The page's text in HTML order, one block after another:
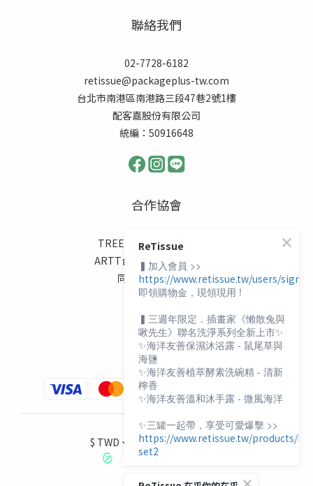
聯絡我們
02-7728-6182
retissue@packageplus-tw.com
台北市南港區南港路三段47巷2號1樓
配客嘉股份有限公司
統編：50916648
合作協會
TREES FOR THE FUTURE
ARTT台灣動物緊急救援小組
同志諮詢熱線協會
伊甸基金會
陽光基金會
喜憨兒基金會
$ TWD 繁體中文
ReTissue
▍加入會員 >>
https://www.retissue.tw/users/
即領購物金，現領現用 !
▍三週年限定．插畫家《懶散兔與
啾先生》聯名洗淨系列全新上市✨
✨海洋友善保濕沐浴露 - 鼠尾草與
海鹽
✨海洋友善植萃酵素洗碗精 - 清新
檸香
✨海洋友善溫和沐手露 - 微風海洋
✨三罐一起帶，享受可愛爆擊 >>
https://www.retissue.tw/products/lr-
set2